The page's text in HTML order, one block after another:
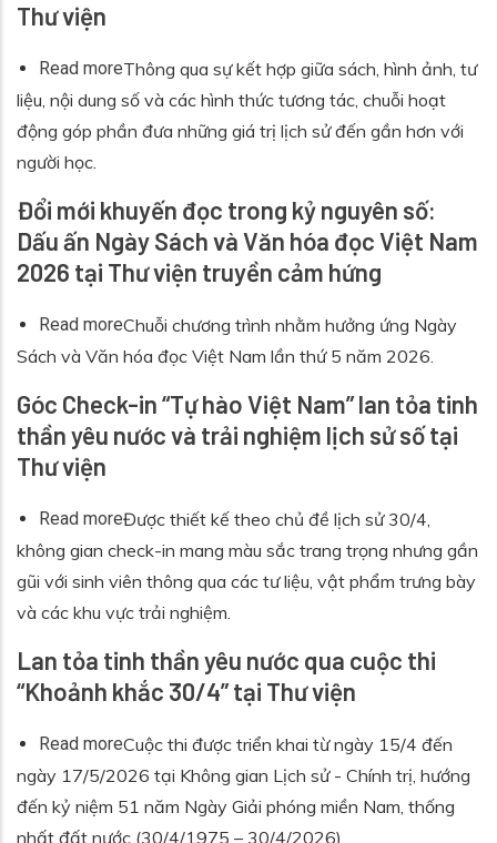
Thư viện
Read moreabout Hành trình theo chân Bác – Lan tỏa di
Thông qua sự kết hợp giữa sách, hình ảnh, tư
liệu, nội dung số và các hình thức tương tác, chuỗi hoạt
động góp phần đưa những giá trị lịch sử đến gần hơn với
người học.
Đổi mới khuyến đọc trong kỷ nguyên số:
Dấu ấn Ngày Sách và Văn hóa đọc Việt Nam
2026 tại Thư viện truyền cảm hứng
Read moreabout Đổi mới khuyến đọc trong kỷ nguyên số:
Chuỗi chương trình nhằm hưởng ứng Ngày
Sách và Văn hóa đọc Việt Nam lần thứ 5 năm 2026.
Góc Check-in “Tự hào Việt Nam” lan tỏa tinh
thần yêu nước và trải nghiệm lịch sử số tại
Thư viện
Read moreabout Góc Check-in “Tự hào Việt Nam” lan tỏa
Được thiết kế theo chủ đề lịch sử 30/4,
không gian check-in mang màu sắc trang trọng nhưng gần
gũi với sinh viên thông qua các tư liệu, vật phẩm trưng bày
và các khu vực trải nghiệm.
Lan tỏa tinh thần yêu nước qua cuộc thi
“Khoảnh khắc 30/4” tại Thư viện
Read moreabout Lan tỏa tinh thần yêu nước qua cuộc thi
Cuộc thi được triển khai từ ngày 15/4 đến
ngày 17/5/2026 tại Không gian Lịch sử - Chính trị, hướng
đến kỷ niệm 51 năm Ngày Giải phóng miền Nam, thống
nhất đất nước (30/4/1975 – 30/4/2026).